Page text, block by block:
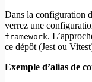
Dans la configuration
verrez une
framework.
ce dépôt (Jest ou
Exemple d’alias de